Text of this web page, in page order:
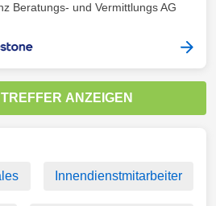
Beratungs- und Vermittlungs AG
ANZEIGEN
Innendienstmitarbeiter